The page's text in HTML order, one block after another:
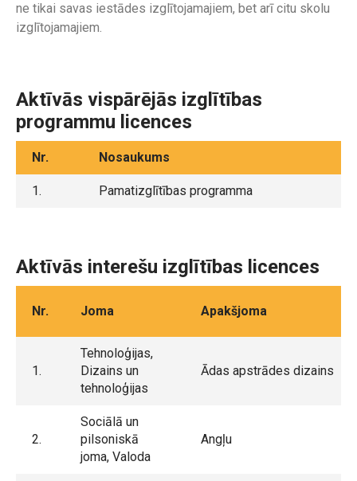
ne tikai savas iestādes izglītojamajiem, bet arī citu skolu
izglītojamajiem.
Aktīvās vispārējās izglītības
programmu licences
Nr. Nosaukums
1. Pamatizglītības programma
Aktīvās interešu izglītības licences
Nr. Joma Apakšjoma
1.
Tehnoloģijas,
Dizains un
tehnoloģijas
Ādas apstrādes dizains
2.
Sociālā un
pilsoniskā
joma, Valoda
Angļu